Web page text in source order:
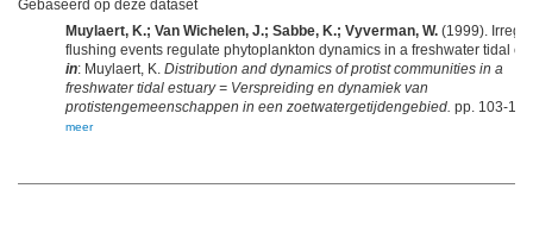
Gebaseerd op deze dataset
Muylaert, K.; Van Wichelen, J.; Sabbe, K.; Vyverman, W. (1999).
flushing events regulate phytoplankton dynamics in a freshwater tidal
in: Muylaert, K. Distribution and dynamics of protist communities in a
freshwater tidal estuary = Verspreiding en dynamiek van
protistengemeenschappen in een zoetwatergetijdengebied. pp. 103-117
meer